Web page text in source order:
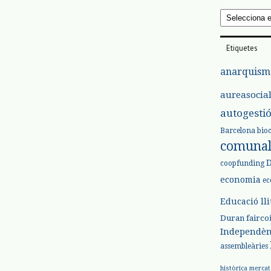
Arxius
Etiquetes
aureasocial
Barcelona
comunal
coopfunding
economia
Educació
Duran
assembleàries
històrica mercat